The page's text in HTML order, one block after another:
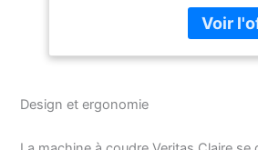
seulement
des
Design et ergonomie